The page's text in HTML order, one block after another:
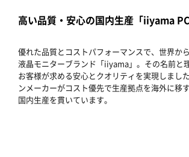
高い品質・安心の国内生産「iiyama PC
優れた品質とコストパフォーマンスで、世界か
液晶モニターブランド「iiyama」。その名前と
お客様が求める安心とクオリティを実現しまし
ンメーカーがコスト優先で生産拠点を海外に移
国内生産を貫いています。